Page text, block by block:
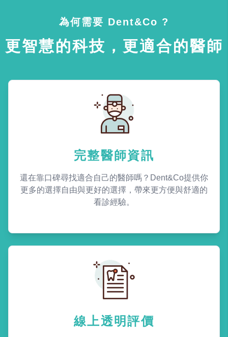
為何需要 Dent&Co ?
更智慧的科技，更適合的醫師
完整醫師資訊
還在靠口碑尋找適合自己的醫師嗎？Dent&Co提供你
更多的選擇自由與更好的選擇，帶來更方便與舒適的
看診經驗。
線上透明評價